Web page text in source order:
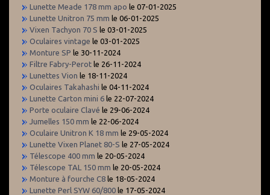
Lunette Meade 178 mm apo le 07-01-2025
Lunette Unitron 75 mm le 06-01-2025
Vixen Tachyon 70 S le 03-01-2025
Oculaires vintage le 03-01-2025
Monture SP le 30-11-2024
Filtre Fabry-Perot le 26-11-2024
Lunettes Vion le 18-11-2024
Oculaires Takahashi le 04-11-2024
Lunette Carton mini 6 le 22-07-2024
Porte oculaire Clavé le 29-06-2024
Jumelles 150 mm le 22-06-2024
Oculaire Unitron K 18 mm le 29-05-2024
Lunette Vixen Planet 80-S le 27-05-2024
Télescope 400 mm le 20-05-2024
Télescope TAL 150 mm le 20-05-2024
Monture à fourche C8 le 18-05-2024
Lunette Perl SYW 60/800 le 17-05-2024